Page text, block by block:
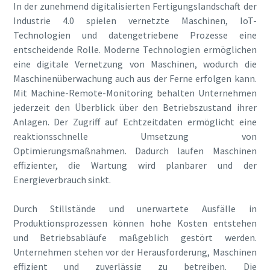
In der zunehmend digitalisierten Fertigungslandschaft der
Industrie 4.0 spielen vernetzte Maschinen, IoT-
Technologien und datengetriebene Prozesse eine
entscheidende Rolle. Moderne Technologien ermöglichen
eine digitale Vernetzung von Maschinen, wodurch die
Maschinenüberwachung auch aus der Ferne erfolgen kann.
Mit Machine-Remote-Monitoring behalten Unternehmen
jederzeit den Überblick über den Betriebszustand ihrer
Anlagen. Der Zugriff auf Echtzeitdaten ermöglicht eine
reaktionsschnelle Umsetzung von
Optimierungsmaßnahmen. Dadurch laufen Maschinen
effizienter, die Wartung wird planbarer und der
Energieverbrauch sinkt.
Durch Stillstände und unerwartete Ausfälle in
Produktionsprozessen können hohe Kosten entstehen
und Betriebsabläufe maßgeblich gestört werden.
Unternehmen stehen vor der Herausforderung, Maschinen
effizient und zuverlässig zu betreiben. Die
Stadt
Postleitzahl
Anfordern
Bitte erläutern Sie Ihr Anliegen und/oder Ihren Anwendungsfall, damit wir Ihre Anfrage bestmöglich bearbeiten können.
Wenn Sie diese Anfrage
abschicken, kann Atlas Copco
Stadt
Postleitzahl
Anfordern
Bitte erläutern Sie Ihr Anliegen und/oder Ihren Anwendungsfall, damit wir Ihre Anfrage bestmöglich bearbeiten können.
Wenn Sie diese Anfrage
abschicken, kann Atlas Copco
Stadt
Postleitzahl
Anfordern
Bitte erläutern Sie Ihr Anliegen und/oder Ihren Anwendungsfall, damit wir Ihre Anfrage bestmöglich bearbeiten können.
Wenn Sie diese Anfrage
abschicken, kann Atlas Copco
Stadt
Postleitzahl
Anfordern
Bitte erläutern Sie Ihr Anliegen und/oder Ihren Anwendungsfall, damit wir Ihre Anfrage bestmöglich bearbeiten können.
Wenn Sie diese Anfrage
abschicken, kann Atlas Copco